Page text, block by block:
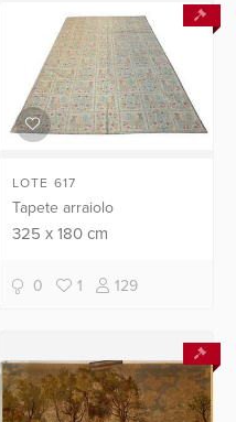
LOTE 617
Tapete arraiolo
325 x180 cm
0 1 129